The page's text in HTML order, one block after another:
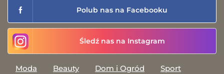
Polub nas na Facebooku
Śledź nas na Instagram
Moda Beauty Dom i Ogród
Sport